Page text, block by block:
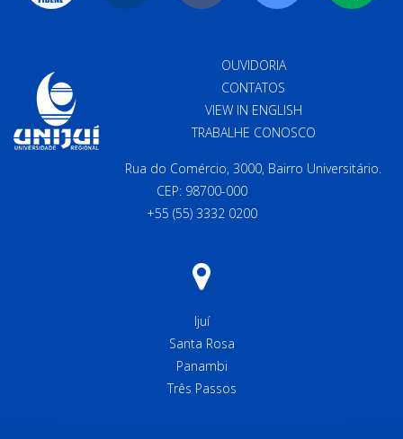
OUVIDORIA
CONTATOS
VIEW IN ENGLISH
TRABALHE CONOSCO
Rua do Comércio, 3000, Bairro Universitário.
CEP: 98700-000
+55 (55) 3332 0200
Ijuí
Santa Rosa
Panambi
Três Passos